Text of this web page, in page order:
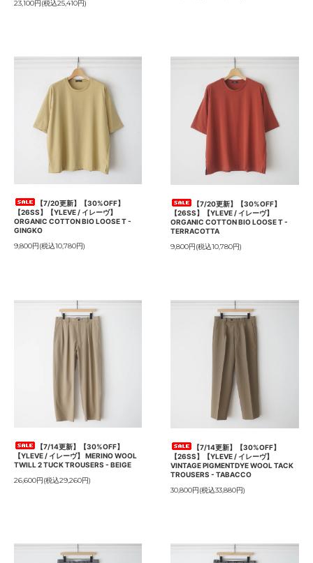
23,100円(税込25,410円)
【7/20更新】【30%OFF】
【26SS】【YLEVE / イレーヴ】
ORGANIC COTTON BIO LOOSE T -
GINGKO
9,800円(税込10,780円)
【7/20更新】【30%OFF】
【26SS】【YLEVE / イレーヴ】
ORGANIC COTTON BIO LOOSE T -
TERRACOTTA
9,800円(税込10,780円)
【7/14更新】【30%OFF】
【YLEVE / イレーヴ】 MERINO WOOL
TWILL 2 TUCK TROUSERS - BEIGE
26,600円(税込29,260円)
【7/14更新】【30%OFF】
【26SS】【YLEVE / イレーヴ】
VINTAGE PIGMENTDYE WOOL TACK
TROUSERS - TABACCO
30,800円(税込33,880円)